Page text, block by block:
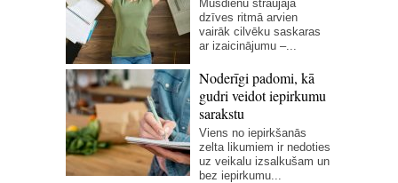
Mūsdienu straujajā
dzīves ritmā arvien
vairāk cilvēku saskaras
ar izaicinājumu –...
Noderīgi padomi, kā
gudri veidot iepirkumu
sarakstu
Viens no iepirkšanās
zelta likumiem ir nedoties
uz veikalu izsalkušam un
bez iepirkumu...